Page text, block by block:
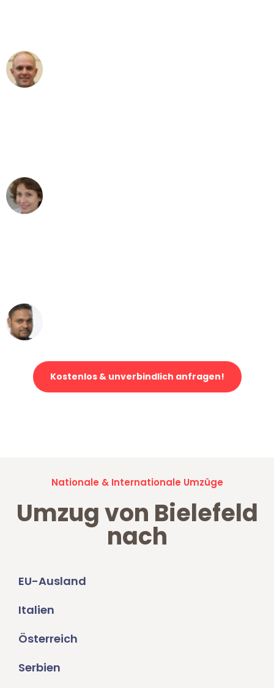
Kostenlos & unverbindlich anfragen!
Nationale & Internationale Umzüge
Umzug von Bielefeld
nach
EU-Ausland
Italien
Österreich
Serbien